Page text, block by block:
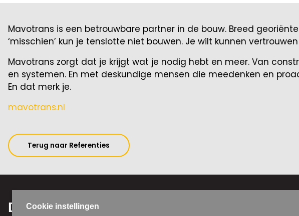
Mavotrans is een betrouwbare partner in de bouw. Breed
‘misschien’ kun je tenslotte niet bouwen. Je wilt kunnen
Mavotrans zorgt dat je krijgt wat je nodig hebt en meer. Van
en systemen. En met deskundige mensen die meedenken en
En dat merk je.
mavotrans.nl
Terug naar Referenties
Diensten
Cookie instellingen